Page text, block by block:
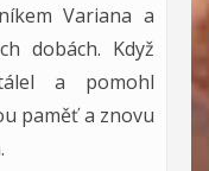
Variana a
dobách. Když
a pomohl
paměť a znovu